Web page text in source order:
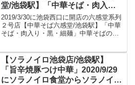
堂/池袋駅】「中華そば・肉入
り・黒・細麺」中華そばの黒はた
まり醤油とねぎ油を使ったラーメ
ン！肉入り＝チャーシューメンで
2019/3/30に池袋西口に開店の六感堂系列
２号店【中華そば六感堂/池袋駅】「中華
そば・肉入り・黒・細麺」中華そばの黒
いてきました！池袋東口は帝京大学近く
の麺屋六感堂さ...
【ソラノイロ池袋店/池袋駅】
「旨辛焼豚つけ中華」2020/9/29
にソラノイロ食堂からソラノイロ